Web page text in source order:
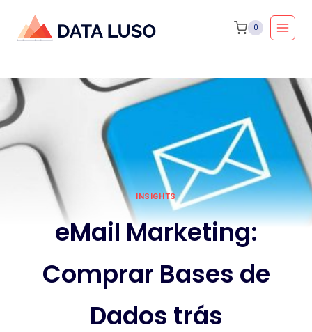
0
INSIGHTS
eMail Marketing:
Comprar Bases de
Dados trás